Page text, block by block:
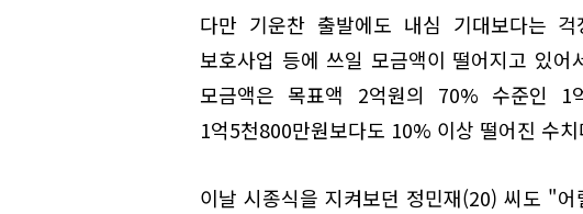
다만 기운찬 출발에도 내심 기대보다는
보호사업 등에 쓰일 모금액이 떨어지고 있어
모금액은 목표액 2억원의 70% 수준인 1
1억5천800만원보다도 10% 이상 떨어진 수치
이날 시종식을 지켜보던 정민재(20) 씨도 "